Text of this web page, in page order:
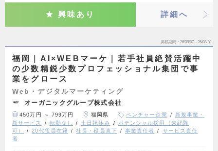
興味あり 詳細へ
掲載期間 26/08/07～26/08/20
福岡｜AI×WEBマーケ｜若手社員絶賛活躍中
の少数精鋭少数プロフェッショナル集団で事
業をグロース
Web・デジタルマーケティング
オーガニックグループ株式会社
450万円 ～ 799万円 福岡県 ベンチャー企業
新規事業・
新サービス
転勤なし 土日祝休み
ポテンシャル採用（未経験
可）
20代役員在籍 社長・役員直下 事業責任者
サービス責任
者